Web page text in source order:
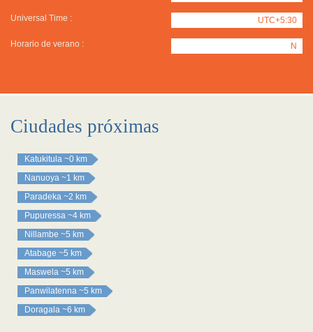
Universal Time : UTC+5:30
Horario de verano : N
Ciudades próximas
Katukitula ~0 km
Nanuoya ~1 km
Paradeka ~2 km
Pupuressa ~4 km
Nillambe ~5 km
Atabage ~5 km
Maswela ~5 km
Panwilatenna ~5 km
Doragala ~6 km